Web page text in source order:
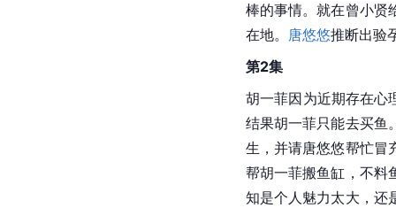
棒的事情。就在曾小贤
在地。 唐悠悠推断出验
第2集
胡一菲因为近期存在心
结果胡一菲只能去买鱼
生，并请唐悠悠帮忙冒
帮胡一菲搬鱼缸，不料
知是个人魅力太大，还